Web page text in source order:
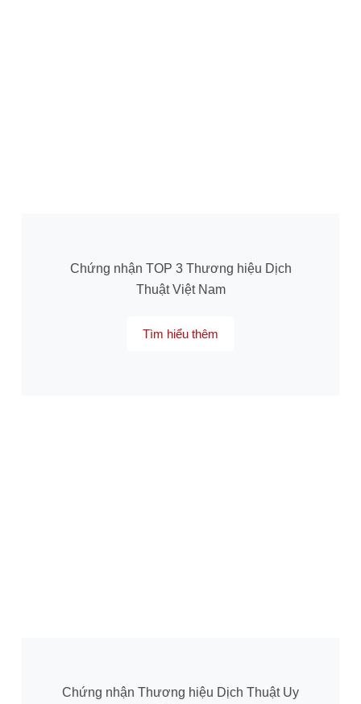
Chứng nhận TOP 3 Thương hiệu Dịch
Thuật Việt Nam
Tìm hiểu thêm
Chứng nhận Thương hiệu Dịch Thuật Uy